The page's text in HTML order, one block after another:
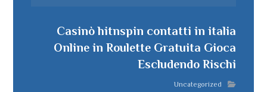
Casinò hitnspin contatti in italia
Online in Roulette Gratuita Gioca
Escludendo Rischi
Uncategorized